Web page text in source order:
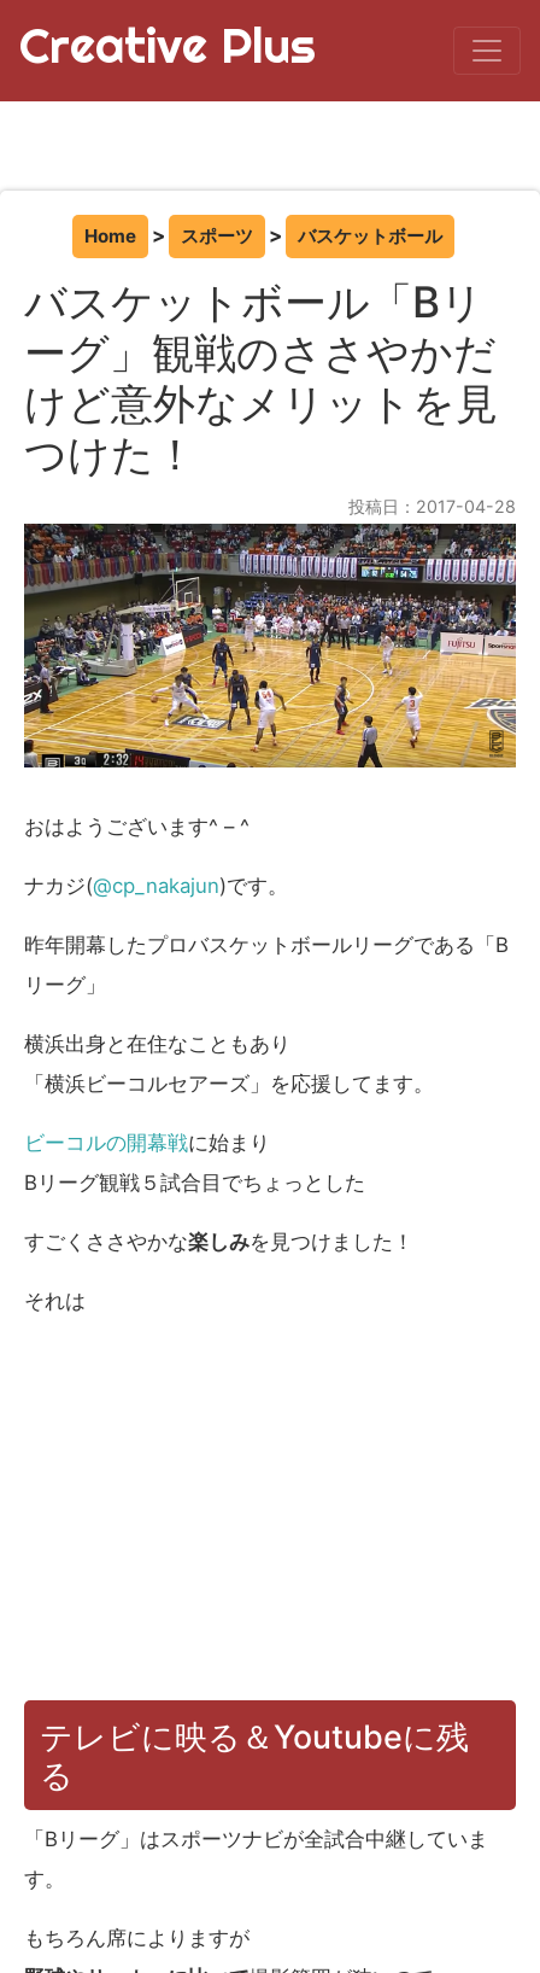
Creative Plus
Home スポーツ バスケットボール
バスケットボール「Bリ
ーグ」観戦のささやかだ
けど意外なメリットを見
つけた！
投稿日：2017-04-28
おはようございます^ – ^
ナカジ(@cp_nakajun)です。
昨年開幕したプロバスケットボールリーグである「B
リーグ」
横浜出身と在住なこともあり
「横浜ビーコルセアーズ」を応援してます。
ビーコルの開幕戦に始まり
Bリーグ観戦５試合目でちょっとした
すごくささやかな楽しみを見つけました！
それは
テレビに映る＆Youtubeに残
る
「Bリーグ」はスポーツナビが全試合中継していま
す。
もちろん席によりますが